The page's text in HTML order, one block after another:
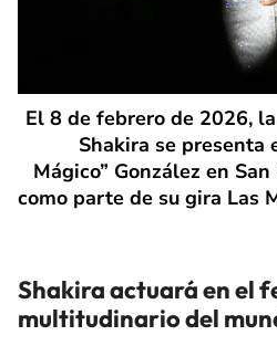
El 8 de febrero de 2026,
Shakira se presenta
Mágico” González en
como parte de su gira Las
Shakira actuará en el
multitudinario del